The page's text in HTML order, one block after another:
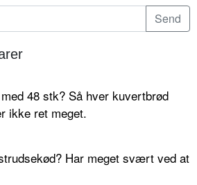
48 stk? Så hver kuvertbrød
ikke ret meget.
Har meget svært ved at